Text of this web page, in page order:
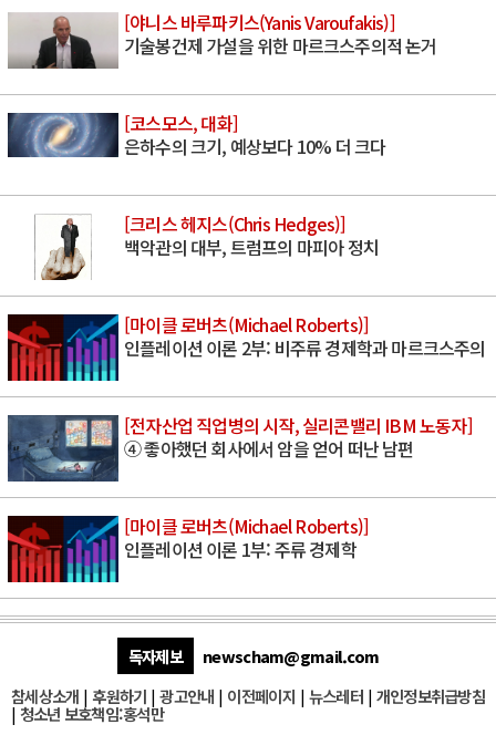
[야니스 바루파키스(Yanis Varoufakis)]
기술봉건제 가설을 위한 마르크스주의적 논거
[코스모스, 대화]
은하수의 크기, 예상보다 10% 더 크다
[크리스 헤지스(Chris Hedges)]
백악관의 대부, 트럼프의 마피아 정치
[마이클 로버츠(Michael Roberts)]
인플레이션 이론 2부: 비주류 경제학과 마르크스주의
[전자산업 직업병의 시작, 실리콘밸리 IBM 노동자]
④ 좋아했던 회사에서 암을 얻어 떠난 남편
[마이클 로버츠(Michael Roberts)]
인플레이션 이론 1부: 주류 경제학
독자제보
newscham@gmail.com
참세상소개 | 후원하기 |광고안내 | 이전페이지 | 뉴스레터| 개인정보취급방침
| 청소년 보호책임:홍석만